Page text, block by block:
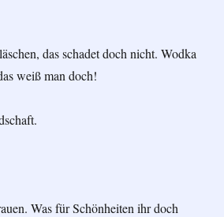
das schadet doch nicht. Wodka
weiß man doch!
Was für Schönheiten ihr doch